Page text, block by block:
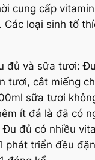
cung cấp
Các loại sinh tố
đủ và sữa tươi:
tươi, cắt miếng
sữa tươi
ít đá là đã có
đủ có nhiều
phát triển đều